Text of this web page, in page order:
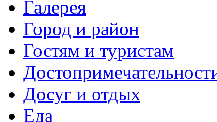
Галерея
Город и район
Гостям и туристам
Досуг и отдых
Еда